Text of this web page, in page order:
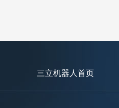
三立机器人首页